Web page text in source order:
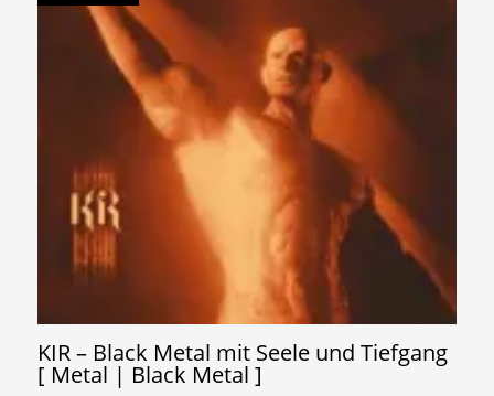
KIR – Black Metal mit Seele und Tiefgang
[ Metal | Black Metal ]